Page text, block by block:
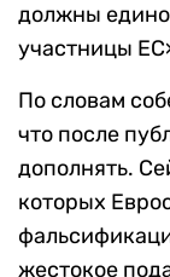
должны
участницы
По словам
что после
дополнять.
которых
жестокое